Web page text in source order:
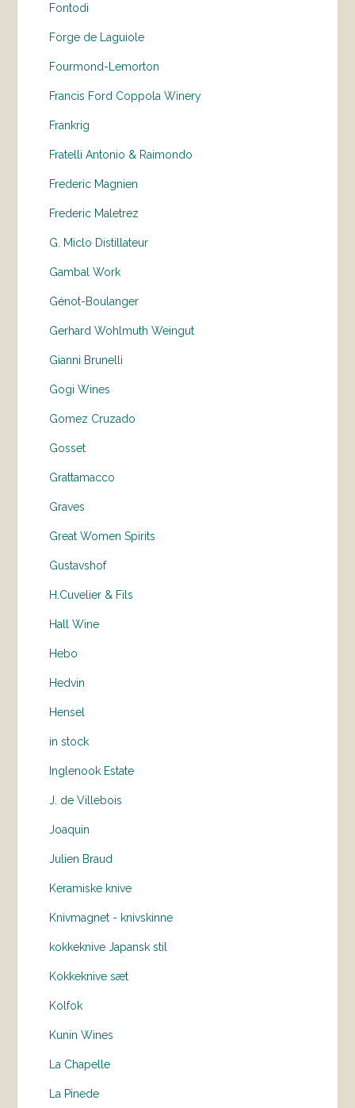
Fontodi
Forge de Laguiole
Fourmond-Lemorton
Francis Ford Coppola Winery
Frankrig
Fratelli Antonio & Raimondo
Frederic Magnien
Frederic Maletrez
G. Miclo Distillateur
Gambal Work
Génot-Boulanger
Gerhard Wohlmuth Weingut
Gianni Brunelli
Gogi Wines
Gomez Cruzado
Gosset
Grattamacco
Graves
Great Women Spirits
Gustavshof
H.Cuvelier & Fils
Hall Wine
Hebo
Hedvin
Hensel
in stock
Inglenook Estate
J. de Villebois
Joaquin
Julien Braud
Keramiske knive
Knivmagnet - knivskinne
kokkeknive Japansk stil
Kokkeknive sæt
Kolfok
Kunin Wines
La Chapelle
La Pinede